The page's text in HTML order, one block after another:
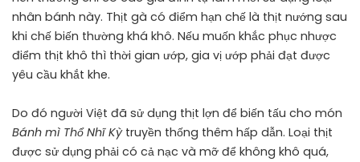
nhân bánh này. Thịt gà có điểm hạn chế là thịt nướng sau
khi chế biến thường khá khô. Nếu muốn khắc phục nhược
điểm thịt khô thì thời gian ướp, gia vị ướp phải đạt được
yêu cầu khắt khe.
Do đó người Việt đã sử dụng thịt lợn để biến tấu cho món
Bánh mì Thổ Nhĩ Kỳtruyền thống thêm hấp dẫn. Loại thịt
được sử dụng phải có cả nạc và mỡ để không khô quá,